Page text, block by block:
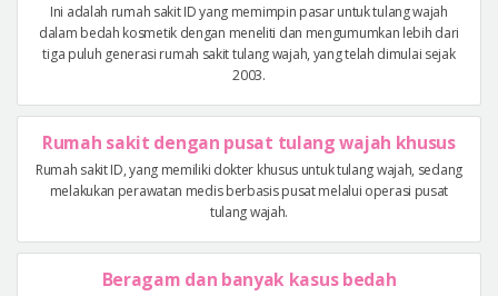
Ini adalah rumah sakit ID yang memimpin pasar untuk tulang wajah
dalam bedah kosmetik dengan meneliti dan mengumumkan lebih dari
tiga puluh generasi rumah sakit tulang wajah, yang telah dimulai sejak
2003.
Rumah sakit dengan pusat tulang wajah khusus
Rumah sakit ID, yang memiliki dokter khusus untuk tulang wajah, sedang
melakukan perawatan medis berbasis pusat melalui operasi pusat
tulang wajah.
Beragam dan banyak kasus bedah